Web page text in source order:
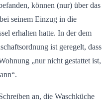
können (nur) über das
seinem Einzug in die
erhalten hatte. In der dem
ist geregelt, dass
„nur nicht gestattet ist,
an, die Waschküche